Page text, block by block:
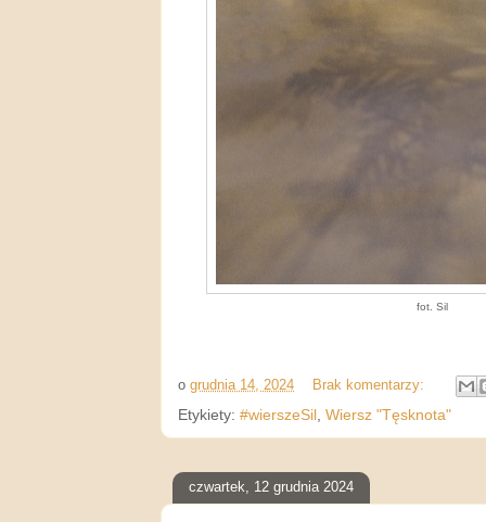
fot. Sil
o grudnia 14, 2024
Brak komentarzy:
Etykiety: #wierszeSil Wiersz "Tęsknota"
czwartek, 12 grudnia 2024